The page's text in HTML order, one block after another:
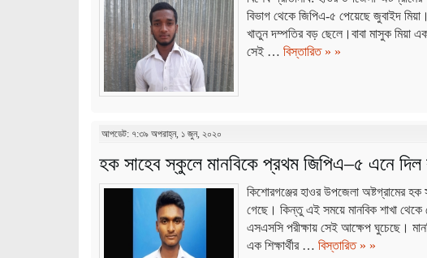
বিভাগ থেকে জিপিএ-৫ পেয়েছে জুবাইদ
খাতুন দম্পতির বড় ছেলে।বাবা মাসুক মিয়া
সেই … বিস্তারিত » »
আপডেট: ৭:৩৯ অপরাহ্ন, ১ জুন, ২০২০
হক সাহেব স্কুলে মানবিকে প্রথম জিপিএ–৫ এনে দিল
কিশোরগঞ্জের হাওর উপজেলা অষ্টগ্রামের হক
গেছে। কিন্তু এই সময়ে মানবিক শাখা
এসএসসি পরীক্ষায় সেই আক্ষেপ ঘুচেছে।
এক শিক্ষার্থীর … বিস্তারিত » »